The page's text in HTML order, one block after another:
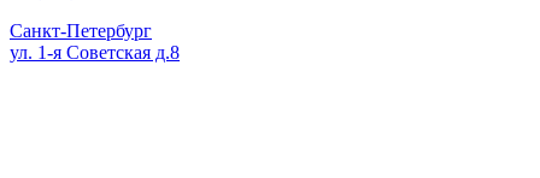
Санкт-Петербург
ул. 1-я Советская д.8